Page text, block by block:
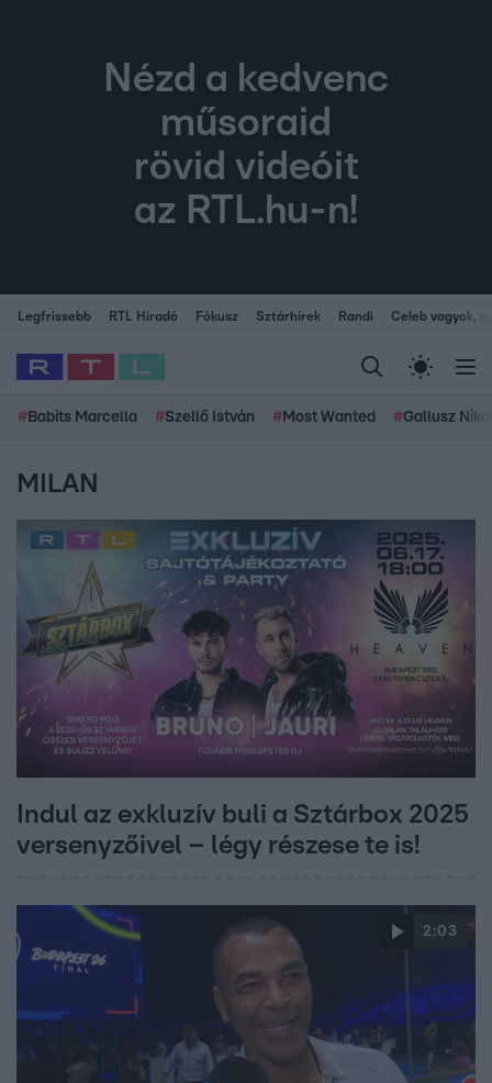
Nézd a kedvenc
műsoraid
rövid videóit
az RTL.hu-n!
Legfrissebb RTL Híradó Fókusz Sztárhírek Randi Celeb vagyok,
# Babits Marcella #Szellő István # Most Wanted #Gallusz
MILAN
Indul az exkluzív buli a Sztárbox 2025
versenyzőivel – légy részese te is!
2:03